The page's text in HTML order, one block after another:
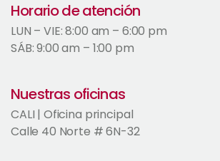
Horario de atención
LUN – VIE: 8:00 am – 6:00 pm
SÁB: 9:00 am – 1:00 pm
Nuestras oficinas
CALI | Oficina principal
Calle 40 Norte # 6N-32